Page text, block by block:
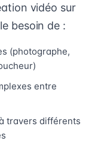
vidéo sur
besoin de :
(photographe,
entre
travers différents